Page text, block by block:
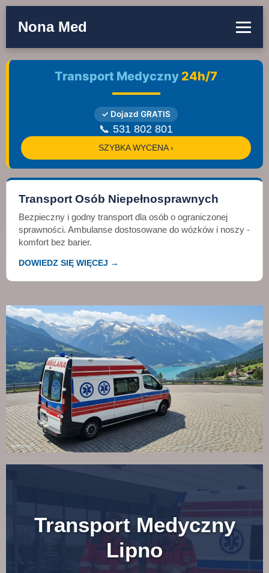
Nona Med
Transport Medyczny 24h/7
✓ Dojazd GRATIS
📞 531 802 801
SZYBKA WYCENA ›
Transport Osób Niepełnosprawnych
Bezpieczny i godny transport dla osób o ograniczonej
sprawności. Ambulanse dostosowane do wózków i noszy -
komfort bez barier.
DOWIEDZ SIĘ WIĘCEJ →
Transport Medyczny
Lipno